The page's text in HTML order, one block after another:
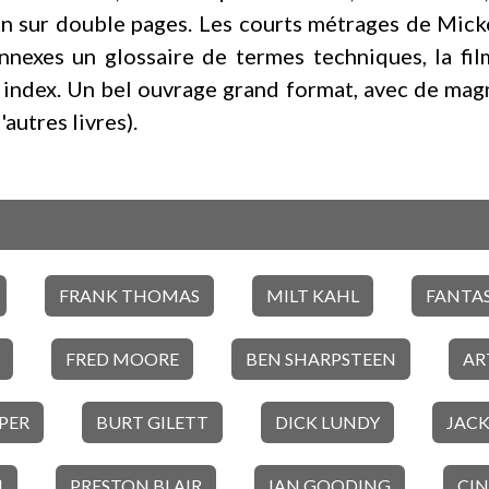
sur double pages. Les courts métrages de
un glossaire de termes techniques, la
Un bel ouvrage grand format, avec de
livres).
FRANK THOMAS MILT KAHL
FRED MOORE BEN SHARPSTEEN
BURT GILETT DICK LUNDY